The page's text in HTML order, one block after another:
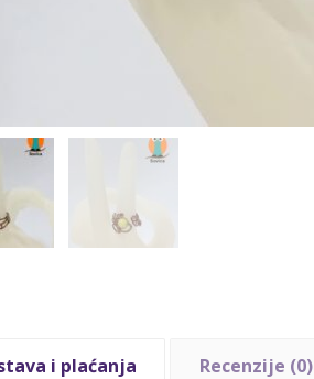
i plaćanja Recenzije (0)